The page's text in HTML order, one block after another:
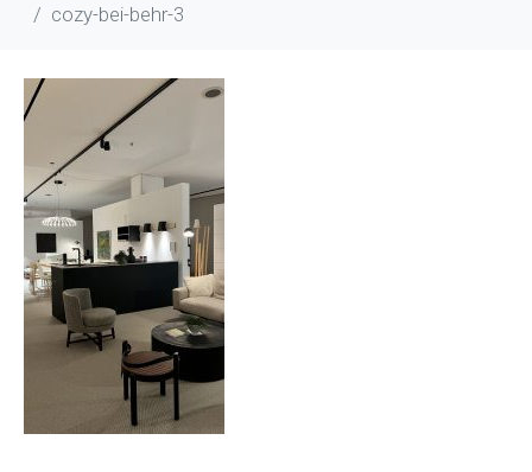
cozy-bei-behr-3